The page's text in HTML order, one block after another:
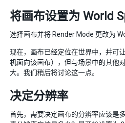
将画布设置为 World
选择画布并将 Render Mode 更改为
现在，画布已经定位在世界中，并可
机面向该画布），但与场景中的其他
大。我们稍后将讨论这一点。
决定分辨率
首先，需要决定画布的分辨率应该是